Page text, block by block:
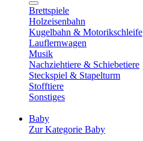
Brettspiele
Holzeisenbahn
Kugelbahn & Motorikschleife
Lauflernwagen
Musik
Nachziehtiere & Schiebetiere
Steckspiel & Stapelturm
Stofftiere
Sonstiges
Baby
Zur Kategorie Baby